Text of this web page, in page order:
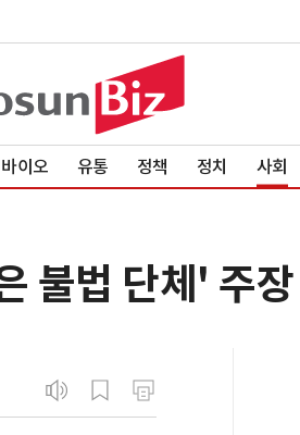
바이오 유통 정책 정치 사회
불법 단체' 주